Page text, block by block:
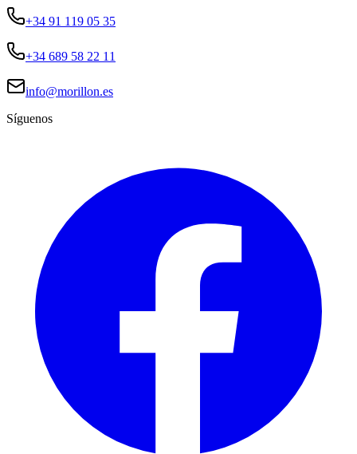
+34 91 119 05 35
+34 689 58 22 11
info@morillon.es
Síguenos